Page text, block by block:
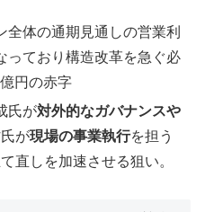
全体の通期見通しの営業利
っており構造改革を急ぐ必
円の赤字
氏が対外的なガバナンスや
が現場の事業執行を担う
直しを加速させる狙い。